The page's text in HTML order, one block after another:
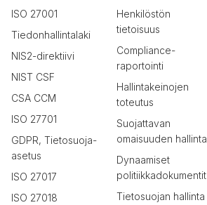
ISO 27001
Tiedonhallintalaki
NIS2-direktiivi
NIST CSF
CSA CCM
ISO 27701
GDPR, Tietosuoja-
asetus
ISO 27017
ISO 27018
Henkilöstön
tietoisuus
Compliance-
raportointi
Hallintakeinojen
toteutus
Suojattavan
omaisuuden hallinta
Dynaamiset
politiikkadokumentit
Tietosuojan hallinta